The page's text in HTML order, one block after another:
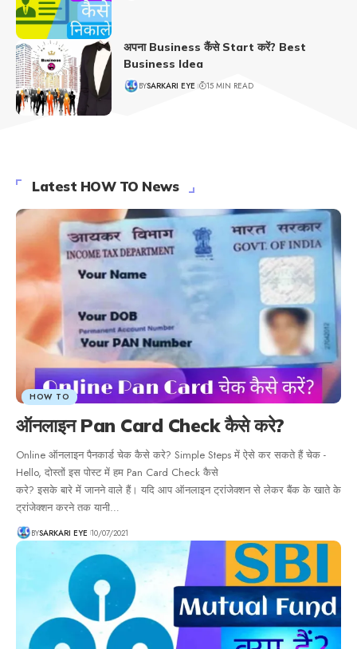
अपना Business कैंसे Start करें? Best
Business Idea
BYSARKARI EYE 15 MIN READ
Latest HOW TO News
HOW TO
ऑनलाइन Pan Card Check कैसे करे?
Online ऑनलाइन पैनकार्ड चेक कैसे करे? Simple Steps में ऐसे कर सकते हैं चेक -
Hello, दोस्तों इस पोस्ट में हम Pan Card Check कैसे
करे? इसके बारे में जानने वाले हैं। यदि आप ऑनलाइन ट्रांजेक्शन से लेकर बैंक के खाते के
ट्रांजेक्शन करने तक यानी…
BYSARKARI EYE 10/07/2021